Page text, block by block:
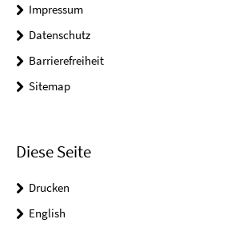
Impressum
Datenschutz
Barrierefreiheit
Sitemap
Diese Seite
Drucken
English